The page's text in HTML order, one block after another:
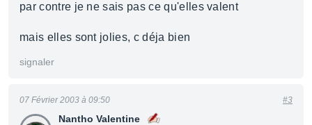
par contre je ne sais pas ce qu'elles valent
mais elles sont jolies, c déja bien
signaler
Nantho Valentine
07 Février 2003 à 09:50 #3